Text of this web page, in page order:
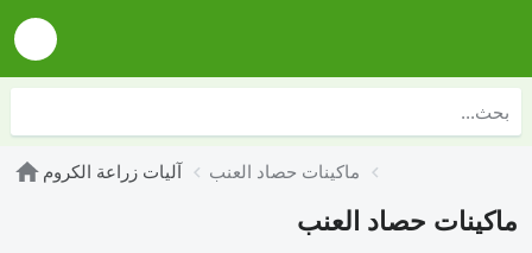
آليات زراعة الكروم ماكينات حصاد العنب
ماكينات حصاد العنب